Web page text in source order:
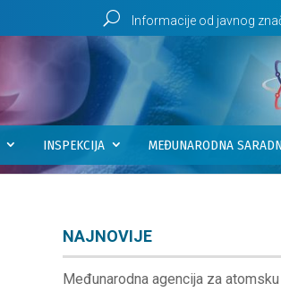
U Informacije od javnog
INSPEKCIJA MEĐUNARODNA
NAJNOVIJE
Međunarodna agencija za atomsku